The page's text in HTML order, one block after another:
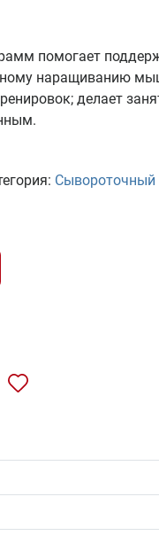
помогает
наращиванию
делает
Сывороточный